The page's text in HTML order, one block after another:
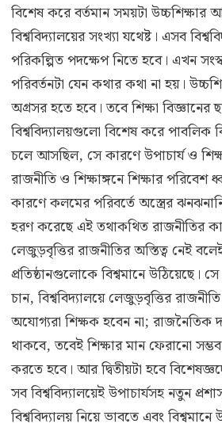
বিশেষ করে বর্তমান সময়টা
বিশ্ববিদ্যালয়ের সংখ্যা যথেষ্ট। এসব
পরিকল্পিত পদক্ষেপ নিতে হবে। এখন
পরিবর্তনটা যেন কথার কথা না হয়।
অগ্রসর হতে হবে। তবে শিক্ষা
বিশ্ববিদ্যালয়গুলো বিশেষ করে পাবলিক
চলে আসছিল, সে কারণে উপাচার্য ও
রাজনীতি ও শিক্ষাঙ্গনে শিক্ষার
কারণে কলমের পরিবর্তে অস্ত্রের
হরণ করেছে এই তথাকথিত রাজনীতির
লেজুড়বৃত্তির রাজনীতির অস্তিত্ব নেই
প্রতিষ্ঠানগুলোকে বিশ্বমানে উঠিয়েছে।
চান, বিশ্ববিদ্যালয়ে লেজুড়বৃত্তির
অযোগ্যরা শিক্ষক হবেন না; রাজনৈতিক
থাকবে, তবেই শিক্ষার মান ফেরানো
করতে হবে। আর দ্বিতীয়টা হবে
সব বিশ্ববিদ্যালয়েই উপাচার্যসহ নতুন
বিশ্ববিদ্যালয় নিয়ে ভাবতে এবং